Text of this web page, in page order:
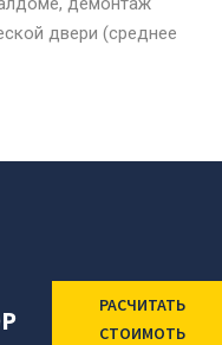
двери (среднее
РАСЧИТАТЬ
СТОИМОТЬ